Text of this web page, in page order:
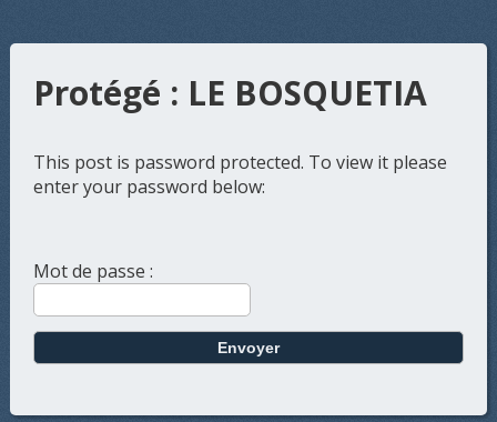
Protégé : LE BOSQUETIA
This post is password protected. To view it please
enter your password below:
Mot de passe :